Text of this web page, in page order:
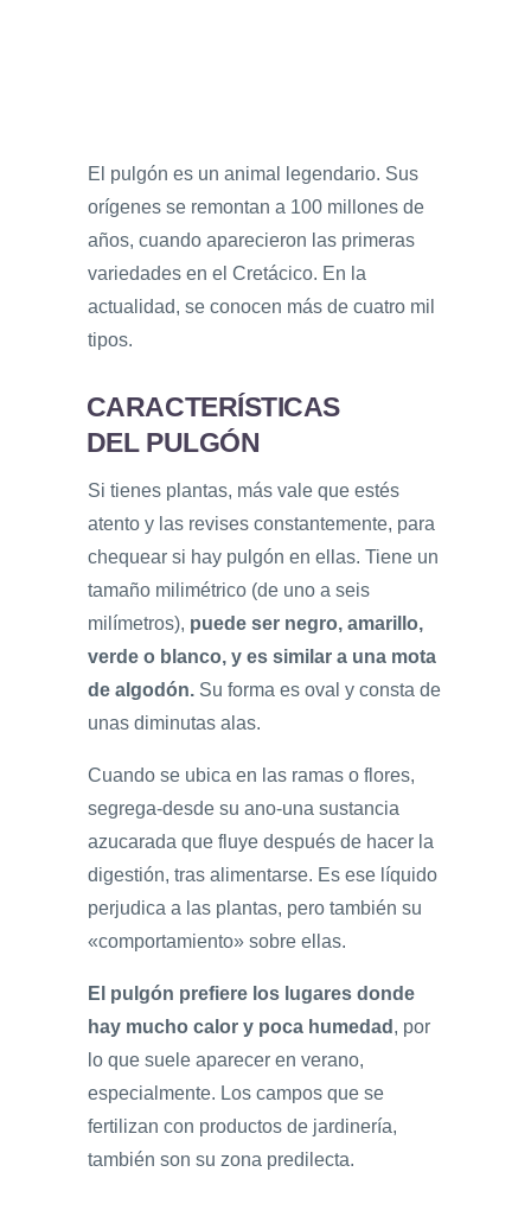
El pulgón es un animal legendario. Sus
orígenes se remontan a 100 millones de
años, cuando aparecieron las primeras
variedades en el Cretácico. En la
actualidad, se conocen más de cuatro mil
tipos.
CARACTERÍSTICAS
DEL PULGÓN
Si tienes plantas, más vale que estés
atento y las revises constantemente, para
chequear si hay pulgón en ellas. Tiene un
tamaño milimétrico (de uno a seis
milímetros), puede ser negro, amarillo,
verde o blanco, y es similar a una mota
de algodón. Su forma es oval y consta de
unas diminutas alas.
Cuando se ubica en las ramas o flores,
segrega-desde su ano-una sustancia
azucarada que fluye después de hacer la
digestión, tras alimentarse. Es ese líquido
perjudica a las plantas, pero también su
«comportamiento» sobre ellas.
El pulgón prefiere los lugares donde
hay mucho calor y poca humedad , por
lo que suele aparecer en verano,
especialmente. Los campos que se
fertilizan con productos de jardinería,
también son su zona predilecta.